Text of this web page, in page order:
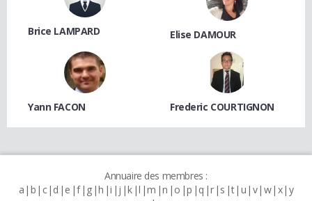
Brice LAMPARD Elise DAMOUR
Yann FACON Frederic COURTIGNON
Annuaire des membres :
a b c d e f g h i j k l m n o p q r s t u v w x y